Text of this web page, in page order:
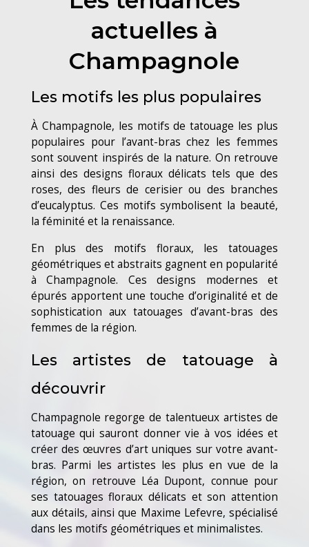
actuelles à
Champagnole
Les motifs les plus populaires
À Champagnole, les motifs de tatouage les plus
populaires pour l’avant-bras chez les femmes
sont souvent inspirés de la nature. On retrouve
ainsi des designs floraux délicats tels que des
roses, des fleurs de cerisier ou des branches
d’eucalyptus. Ces motifs symbolisent la beauté,
la féminité et la renaissance.
En plus des motifs floraux, les tatouages
géométriques et abstraits gagnent en popularité
à Champagnole. Ces designs modernes et
épurés apportent une touche d’originalité et de
sophistication aux tatouages d’avant-bras des
femmes de la région.
Les artistes de tatouage à
découvrir
Champagnole regorge de talentueux artistes de
tatouage qui sauront donner vie à vos idées et
créer des œuvres d’art uniques sur votre avant-
bras. Parmi les artistes les plus en vue de la
région, on retrouve Léa Dupont, connue pour
ses tatouages floraux délicats et son attention
aux détails, ainsi que Maxime Lefevre, spécialisé
dans les motifs géométriques et minimalistes.